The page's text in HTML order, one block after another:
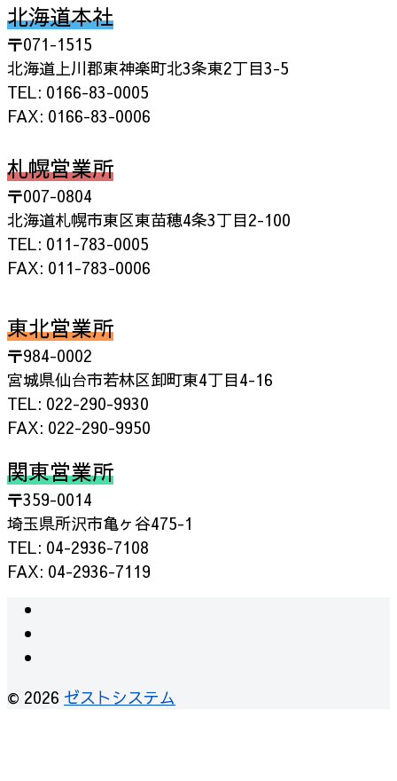
北海道本社
〒071-1515
北海道上川郡東神楽町北3条東2丁目3-5
TEL: 0166-83-0005
FAX: 0166-83-0006
札幌営業所
〒007-0804
北海道札幌市東区東苗穂4条3丁目2-100
TEL: 011-783-0005
FAX: 011-783-0006
東北営業所
〒984-0002
宮城県仙台市若林区卸町東4丁目4-16
TEL: 022-290-9930
FAX: 022-290-9950
関東営業所
〒359-0014
埼玉県所沢市亀ヶ谷475-1
TEL: 04-2936-7108
FAX: 04-2936-7119
© 2026 ゼストシステム